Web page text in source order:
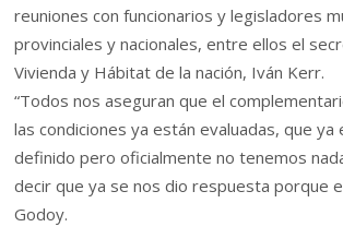
reuniones con funcionarios y legisladores
provinciales y nacionales, entre ellos el
Vivienda y Hábitat de la nación, Iván Kerr.
“Todos nos aseguran que el
las condiciones ya están evaluadas, que
definido pero oficialmente no tenemos
decir que ya se nos dio respuesta porque
Godoy.